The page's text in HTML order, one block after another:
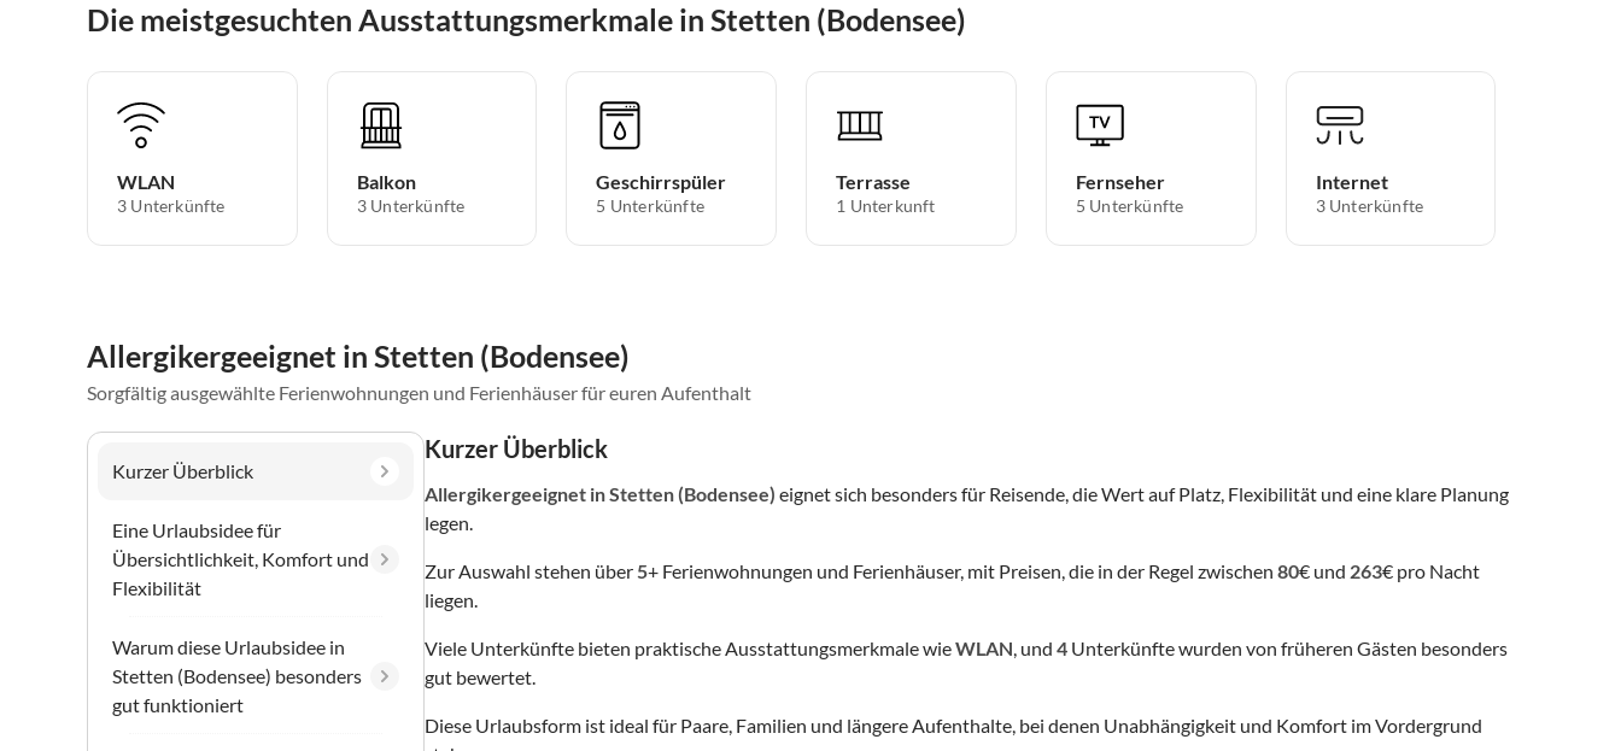
Die meistgesuchten Ausstattungsmerkmale in Stetten (Bodensee)
WLAN
3 Unterkünfte
Balkon
3 Unterkünfte
Geschirrspüler
5 Unterkünfte
Terrasse
1 Unterkunft
Fernseher
5 Unterkünfte
Internet
3 Unterkünfte
Allergikergeeignet in Stetten (Bodensee)
Sorgfältig ausgewählte Ferienwohnungen und Ferienhäuser für euren Aufenthalt
Kurzer Überblick
Eine Urlaubsidee für
Übersichtlichkeit, Komfort und
Flexibilität
Warum diese Urlaubsidee in
Stetten (Bodensee) besonders
gut funktioniert
Kurzer Überblick
Allergikergeeignet in Stetten (Bodensee) eignet sich besonders für Reisende, die Wert auf Platz, Flexibilität und eine klare Planung
legen.
Zur Auswahl stehen über5+ Ferienwohnungen und Ferienhäuser, mit Preisen, die in der Regel zwischen 80€ und 263€ pro Nacht
liegen.
Viele Unterkünfte bieten praktische Ausstattungsmerkmale wieWLAN, und 4 Unterkünfte wurden von früheren Gästen besonders
gut bewertet.
Diese Urlaubsform ist ideal für Paare, Familien und längere Aufenthalte, bei denen Unabhängigkeit und Komfort im Vordergrund